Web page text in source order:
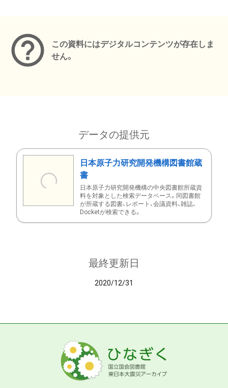
この資料にはデジタルコンテンツが存在しま
せん。
データの提供元
日本原子力研究開発機構図書館蔵
書
日本原子力研究開発機構の中央図書館所蔵資
料を対象とした検索データベース。同図書館
が所蔵する図書、レポート、会議資料、雑誌、
Docketが検索できる。
最終更新日
2020/12/31